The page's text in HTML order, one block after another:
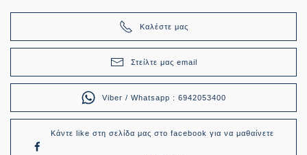
Καλέστε μας
Στείλτε μας email
Viber / Whatsapp : 6942053400
Κάντε like στη σελίδα μας στο facebook για να μαθαίνετε